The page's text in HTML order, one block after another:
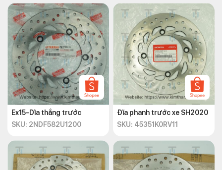
Ex15-Dĩa thắng trước
SKU: 2NDF582U1200
Đĩa phanh trước xe SH2020
SKU: 45351K0RV11